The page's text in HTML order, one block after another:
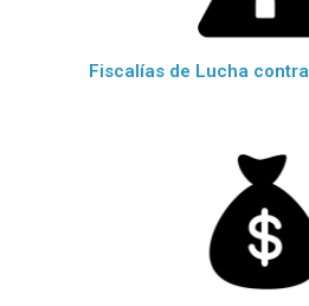
Fiscalías de Lucha